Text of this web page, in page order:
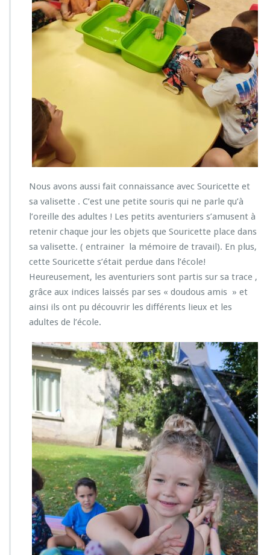
Nous avons aussi fait connaissance avec Souricette et
sa valisette . C’est une petite souris qui ne parle qu’à
l’oreille des adultes ! Les petits aventuriers s’amusent à
retenir chaque jour les objets que Souricette place dans
sa valisette. ( entrainer la mémoire de travail). En plus,
cette Souricette s’était perdue dans l’école!
Heureusement, les aventuriers sont partis sur sa trace ,
grâce aux indices laissés par ses « doudous amis » et
ainsi ils ont pu découvrir les différents lieux et les
adultes de l’école.